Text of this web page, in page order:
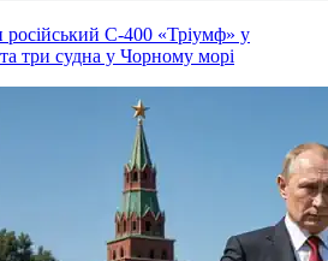
С-400 «Тріумф» у
три судна у Чорному морі